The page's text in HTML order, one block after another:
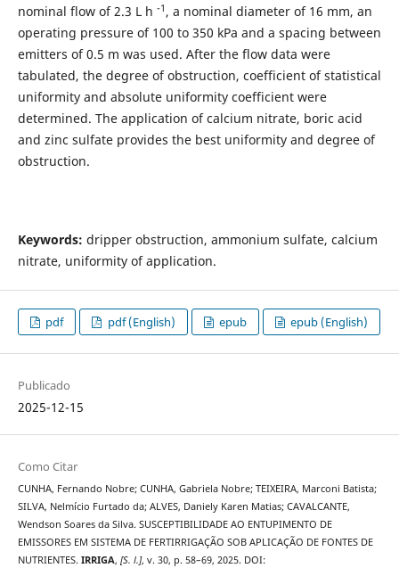
nominal flow of 2.3 L h -1 , a nominal diameter of 16 mm, an
operating pressure of 100 to 350 kPa and a spacing between
emitters of 0.5 m was used. After the flow data were
tabulated, the degree of obstruction, coefficient of statistical
uniformity and absolute uniformity coefficient were
determined. The application of calcium nitrate, boric acid
and zinc sulfate provides the best uniformity and degree of
obstruction.
Keywords: dripper obstruction, ammonium sulfate, calcium
nitrate, uniformity of application.
pdf pdf (English) epub epub (English)
Publicado
2025-12-15
Como Citar
CUNHA, Fernando Nobre; CUNHA, Gabriela Nobre; TEIXEIRA, Marconi Batista;
SILVA, Nelmício Furtado da; ALVES, Daniely Karen Matias; CAVALCANTE,
Wendson Soares da Silva. SUSCEPTIBILIDADE AO ENTUPIMENTO DE
EMISSORES EM SISTEMA DE FERTIRRIGAÇÃO SOB APLICAÇÃO DE FONTES DE
NUTRIENTES. IRRIGA, [S. l.], v. 30, p. 58–69, 2025. DOI: